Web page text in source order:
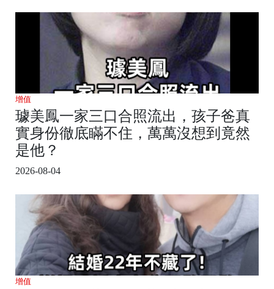
增值
璩美鳳一家三口合照流出，孩子爸真
實身份徹底瞞不住，萬萬沒想到竟然
是他？
2026-08-04
增值